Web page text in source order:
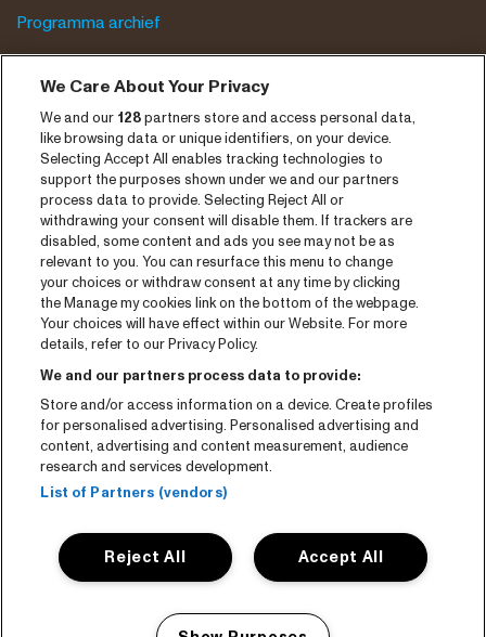
Programma archief
Nieuws
Pers
Contact
CNSJ26 Spotify playlist
Facebook
Instagram
YouTube
Algemene voorwaarden
Cookie policy
Privacy statement
We Care About Your Privacy
We and our 128partners store and access personal data,
like browsing data or unique identifiers, on your device.
Selecting Accept All enables tracking technologies to
support the purposes shown under we and our partners
process data to provide. Selecting Reject All or
withdrawing your consent will disable them. If trackers are
disabled, some content and ads you see may not be as
relevant to you. You can resurface this menu to change
your choices or withdraw consent at any time by clicking
the Manage my cookies link on the bottom of the webpage.
Your choices will have effect within our Website. For more
details, refer to our Privacy Policy.
We and our partners process data to provide:
Store and/or access information on a device. Create profiles
for personalised advertising. Personalised advertising and
content, advertising and content measurement, audience
research and services development.
List of Partners (vendors)
Accept All
Reject All